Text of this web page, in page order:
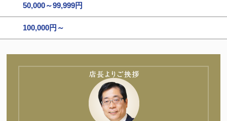
50,000～99,999円
100,000円～